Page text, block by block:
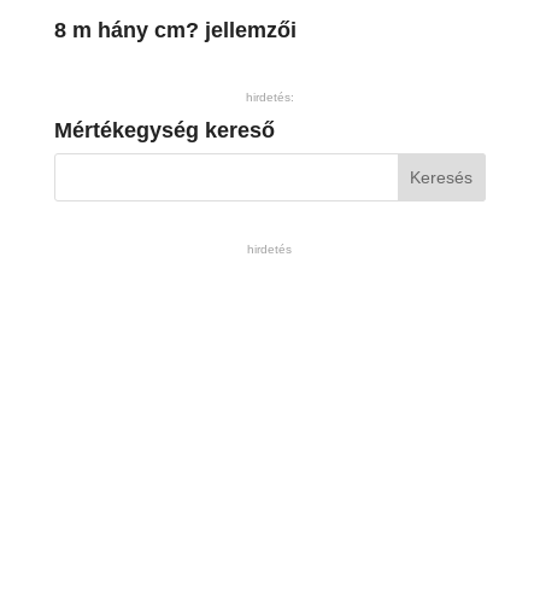
8 m hány cm? jellemzői
hirdetés:
Mértékegység kereső
hirdetés